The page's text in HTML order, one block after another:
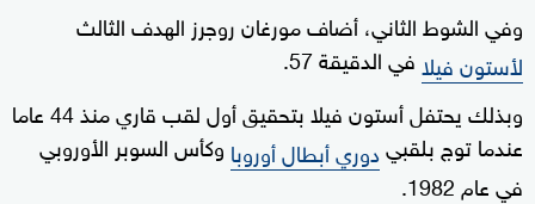
وفي الشوط الثاني، أضاف مورغان روجرز الهدف الثالث
لأستون فيلافي الدقيقة 57.
وبذلك يحتفل أستون فيلا بتحقيق أول لقب قاري منذ 44 عاما
عندما توج بلقبيدوري أبطال أوروبا وكأس السوبر الأوروبي
في عام 1982.